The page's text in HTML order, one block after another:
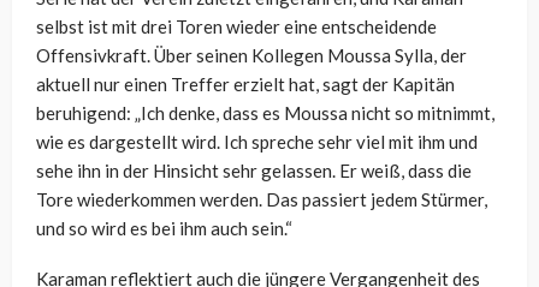
selbst ist mit drei Toren wieder eine entscheidende
Offensivkraft. Über seinen Kollegen Moussa Sylla, der
aktuell nur einen Treffer erzielt hat, sagt der Kapitän
beruhigend: „Ich denke, dass es Moussa nicht so mitnimmt,
wie es dargestellt wird. Ich spreche sehr viel mit ihm und
sehe ihn in der Hinsicht sehr gelassen. Er weiß, dass die
Tore wiederkommen werden. Das passiert jedem Stürmer,
und so wird es bei ihm auch sein.“
Karaman reflektiert auch die jüngere Vergangenheit des